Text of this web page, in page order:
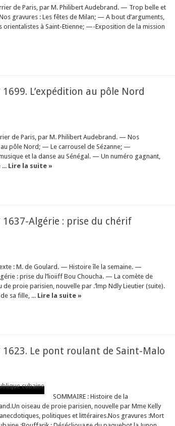
de Paris, par M. Philibert Audebrand. — Trop belle et
gravures : Les fêtes de Milan; — A bout d’arguments,
à Saint-Etienne; —-Exposition de la mission
L’expédition au pôle Nord
de Paris, par M. Philibert Audebrand. — Nos
pôle Nord; — Le carrousel de Sézanne; —
et la danse au Sénégal. — Un numéro gagnant,
... Lire la suite »
Algérie : prise du chérif
: M. de Goulard. — Histoire île la semaine. —
: prise du l’lioiiff Bou Choucha. — La comète de
proie parisien, nouvelle par .’lmp Ndly Lieutier (suite).
sa fille, ... Lire la suite »
Le pont roulant de Saint-Malo
SOMMAIRE : Histoire de la
oiseau de proie parisien, nouvelle par Mme Kelly
politiques et littéraires.Nos gravures :Mort